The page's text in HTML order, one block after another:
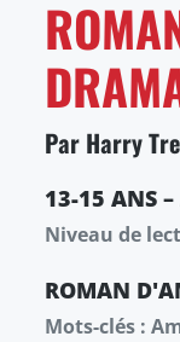
Par Harry
13-15 ANS –
Niveau de
ROMAN
Mots-clés :